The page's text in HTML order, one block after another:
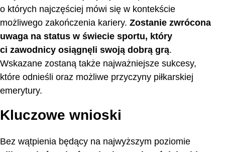
o których najczęściej mówi się w kontekście
możliwego zakończenia kariery. Zostanie zwrócona
uwaga na status w świecie sportu, który
ci zawodnicy osiągnęli swoją dobrą grą.
Wskazane zostaną także najważniejsze sukcesy,
które odnieśli oraz możliwe przyczyny piłkarskiej
emerytury.
Kluczowe wnioski
Bez wątpienia będący na najwyższym poziomie